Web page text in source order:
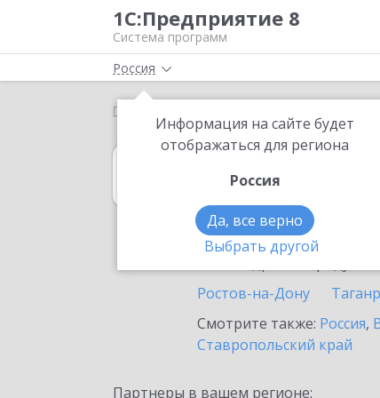
1С:Предприятие 8
Система программ
Россия
Информация на сайте будет
отображаться для региона
Россия
Да, все верно
Выбрать другой
Главная Выбор
в Ростовской
Ознакомьтесь с
Ростов-на-Дону
Смотрите также: Россия,
Ставропольский край
Партнеры в вашем регионе: